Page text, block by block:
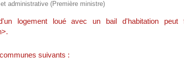
administrative (Première ministre)
logement loué avec un bail d'habitation
suivants :